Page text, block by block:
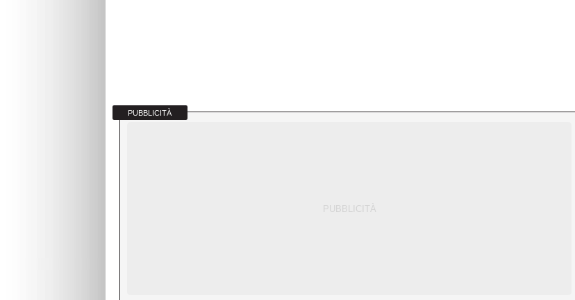
PUBBLICITÀ